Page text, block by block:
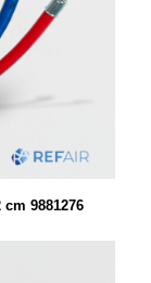
cm 9881276